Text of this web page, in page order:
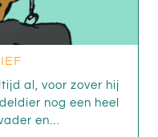
al, voor zover hij
nog een heel
en…